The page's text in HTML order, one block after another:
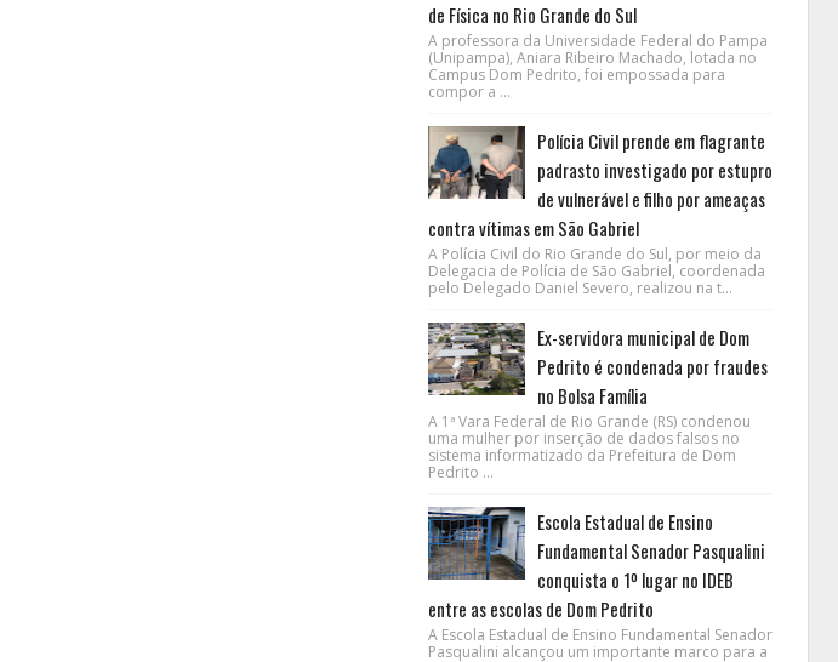
de Física no Rio Grande do Sul
A professora da Universidade Federal do Pampa
(Unipampa), Aniara Ribeiro Machado, lotada no
Campus Dom Pedrito, foi empossada para
compor a ...
Polícia Civil prende em flagrante
padrasto investigado por estupro
de vulnerável e filho por ameaças
contra vítimas em São Gabriel
A Polícia Civil do Rio Grande do Sul, por meio da
Delegacia de Polícia de São Gabriel, coordenada
pelo Delegado Daniel Severo, realizou na t...
Ex-servidora municipal de Dom
Pedrito é condenada por fraudes
no Bolsa Família
A 1ª Vara Federal de Rio Grande (RS) condenou
uma mulher por inserção de dados falsos no
sistema informatizado da Prefeitura de Dom
Pedrito ...
Escola Estadual de Ensino
Fundamental Senador Pasqualini
conquista o 1º lugar no IDEB
entre as escolas de Dom Pedrito
A Escola Estadual de Ensino Fundamental Senador
Pasqualini alcançou um importante marco para a